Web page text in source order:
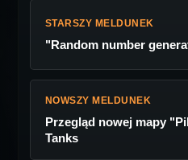
STARSZY MELDUNEK
"Random number
NOWSZY MELDUNEK
Przegląd nowej mapy
Tanks